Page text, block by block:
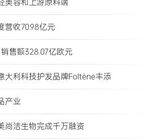
营收70.98亿元
售额328.07亿欧元
大利科技护发品牌Foltène丰添
产业
尚洁生物完成千万融资